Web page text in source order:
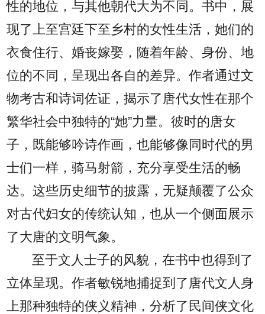
性的地位，与其他朝代大为不同。书中，展
现了上至宫廷下至乡村的女性生活，她们的
衣食住行、婚丧嫁娶，随着年龄、身份、地
位的不同，呈现出各自的差异。作者通过文
物考古和诗词佐证，揭示了唐代女性在那个
繁华社会中独特的“她”力量。彼时的唐女
子，既能够吟诗作画，也能够像同时代的男
士们一样，骑马射箭，充分享受生活的畅
达。这些历史细节的披露，无疑颠覆了公众
对古代妇女的传统认知，也从一个侧面展示
了大唐的文明气象。
至于文人士子的风貌，在书中也得到了
立体呈现。作者敏锐地捕捉到了唐代文人身
上那种独特的侠义精神，分析了民间侠文化